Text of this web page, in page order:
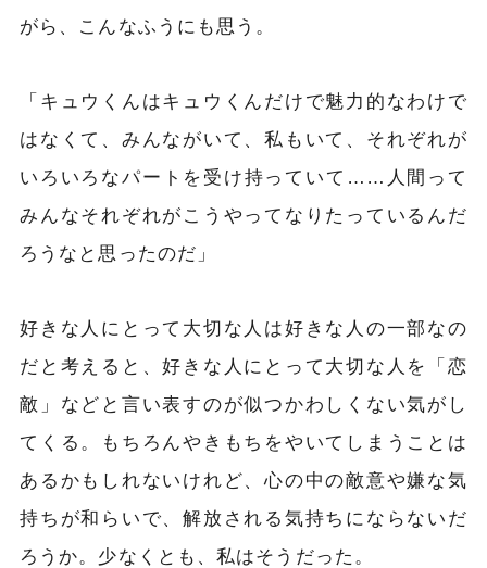
がら、こんなふうにも思う。
「キュウくんはキュウくんだけで魅力的なわけで
はなくて、みんながいて、私もいて、それぞれが
いろいろなパートを受け持っていて……人間って
みんなそれぞれがこうやってなりたっているんだ
ろうなと思ったのだ」
好きな人にとって大切な人は好きな人の一部なの
だと考えると、好きな人にとって大切な人を「恋
敵」などと言い表すのが似つかわしくない気がし
てくる。もちろんやきもちをやいてしまうことは
あるかもしれないけれど、心の中の敵意や嫌な気
持ちが和らいで、解放される気持ちにならないだ
ろうか。少なくとも、私はそうだった。